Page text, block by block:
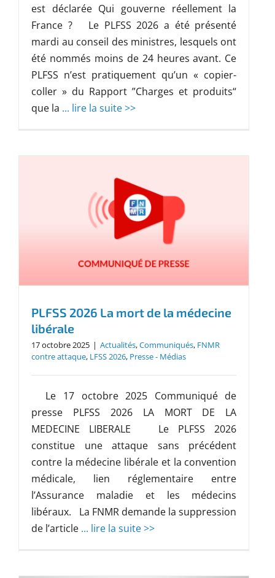
est déclarée Qui gouverne réellement la
France ? Le PLFSS 2026 a été présenté
mardi au conseil des ministres, lesquels ont
été nommés moins de 24 heures avant. Ce
PLFSS n’est pratiquement qu’un « copier-
coller » du Rapport ”Charges et produits“
que la ... lire la suite >>
PLFSS 2026 La mort de la médecine
libérale
17 octobre 2025 | Actualités,Communiqués, FNMR
contre attaque, LFSS 2026, Presse - Médias
Le 17 octobre 2025 Communiqué de
presse PLFSS 2026 LA MORT DE LA
MEDECINE LIBERALE Le PLFSS 2026
constitue une attaque sans précédent
contre la médecine libérale et la convention
médicale, lien réglementaire entre
l’Assurance maladie et les médecins
libéraux. La FNMR demande la suppression
de l’article ... lire la suite >>